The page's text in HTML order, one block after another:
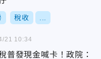
稅收
普發現金喊卡！政院：
21 10:34